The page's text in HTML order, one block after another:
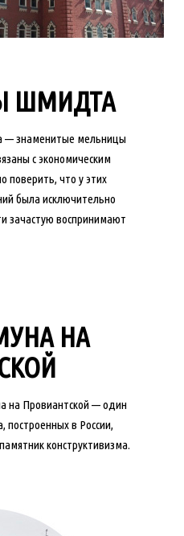
ШМИДТА
— знаменитые мельницы
с экономическим
поверить, что у этих
была исключительно
зачастую воспринимают
НА
на Провиантской — один
построенных в России,
конструктивизма.